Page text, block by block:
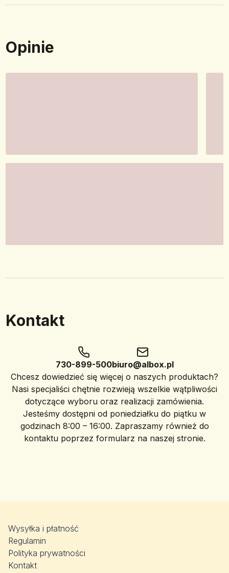
Opinie
Kontakt
730-899-500biuro@albox.pl
Chcesz dowiedzieć się więcej o naszych produktach?
Nasi specjaliści chętnie rozwieją wszelkie wątpliwości
dotyczące wyboru oraz realizacji zamówienia.
Jesteśmy dostępni od poniedziałku do piątku w
godzinach 8:00 – 16:00. Zapraszamy również do
kontaktu poprzez formularz na naszej stronie.
Wysyłka i płatność
Regulamin
Polityka prywatności
Kontakt